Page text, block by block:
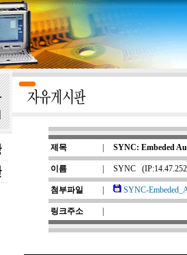
제목 SYNC: Embeded
이름 SYNC
첨부파일 SYNC-
링크주소